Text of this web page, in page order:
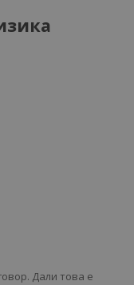
Дали това е